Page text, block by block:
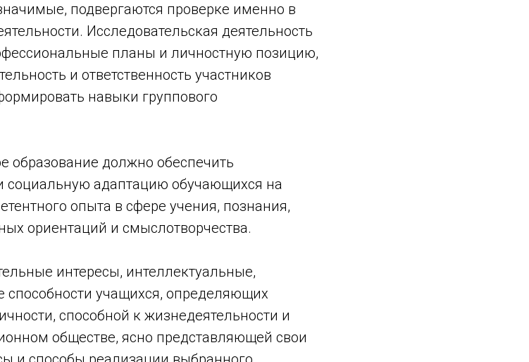
подвергаются проверке именно в
Исследовательская деятельность
планы и личностную позицию,
и ответственность участников
навыки группового
образование должно обеспечить
социальную адаптацию обучающихся на
опыта в сфере учения, познания,
ориентаций и смыслотворчества.
интересы, интеллектуальные,
учащихся, определяющих
способной к жизнедеятельности и
обществе, ясно представляющей свои